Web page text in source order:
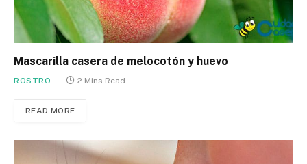
Mascarilla casera de melocotón y huevo
ROSTRO 2 Mins Read
READ MORE